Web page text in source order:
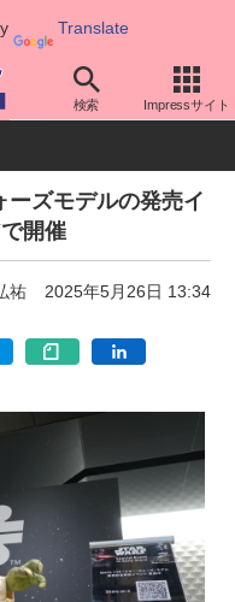
Translate
検索 Impressサイト
ーズモデルの発売イ
開催
祐 2025年5月26日 13:34